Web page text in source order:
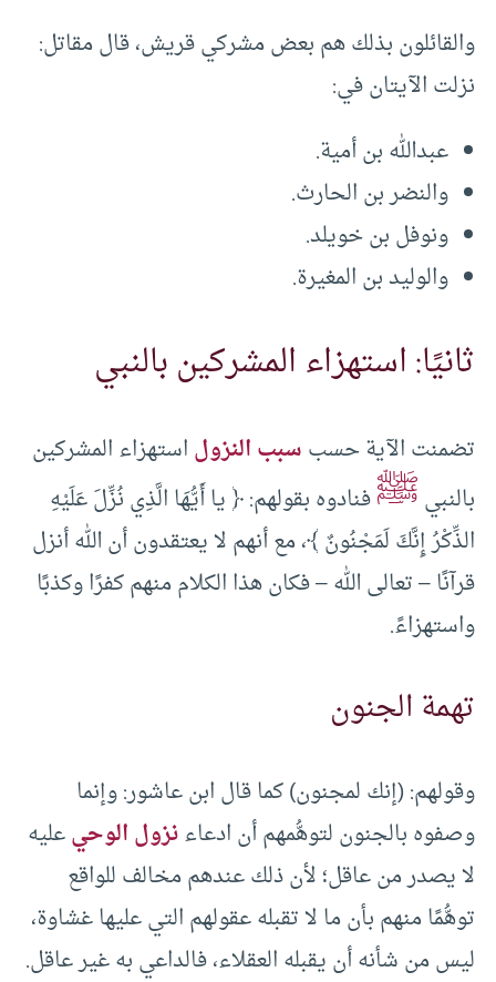
والقائلون بذلك هم بعض مشركي قريش، قال مقاتل:
نزلت الآيتان في:
عبدالله بن أمية.
والنضر بن الحارث.
ونوفل بن خويلد.
والوليد بن المغيرة.
ثانيًا: استهزاء المشركين بالنبي
تضمنت الآية حسبسبب النزولاستهزاء المشركين
بالنبيﷺفنادوه بقولهم: ﴿ يا أَيُّهَا الَّذِي نُزِّلَ عَلَيْهِ
الذِّكْرُ إِنَّكَ لَمَجْنُونٌ ﴾، مع أنهم لا يعتقدون أن الله أنزل
قرآنًا – تعالى الله – فكان هذا الكلام منهم كفرًا وكذبًا
واستهزاءً.
تهمة الجنون
وقولهم: (إنك لمجنون) كما قال ابن عاشور: وإنما
وصفوه بالجنون لتوهُّمهم أن ادعاءنزول الوحيعليه
لا يصدر من عاقل؛ لأن ذلك عندهم مخالف للواقع
توهُّمًا منهم بأن ما لا تقبله عقولهم التي عليها غشاوة،
ليس من شأنه أن يقبله العقلاء، فالداعي به غير عاقل.